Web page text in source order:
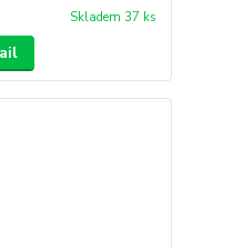
Skladem 37 ks